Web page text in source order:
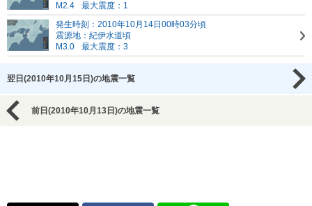
M2.4
最大震度：1
発生時刻：2010年10月14日00時03分頃
震源地：紀伊水道頃
M3.0
最大震度：3
翌日(2010年10月15日)の地震一覧
前日(2010年10月13日)の地震一覧